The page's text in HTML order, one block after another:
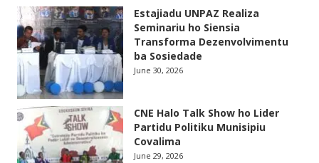
Estajiadu UNPAZ Realiza
Seminariu ho Siensia
Transforma Dezenvolvimentu
ba Sosiedade
June 30, 2026
CNE Halo Talk Show ho Lider
Partidu Politiku Munisipiu
Covalima
June 29, 2026